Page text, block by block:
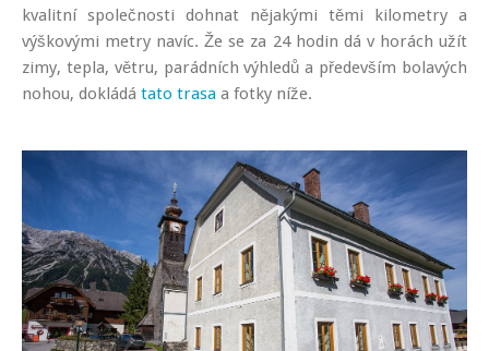
kvalitní společnosti dohnat nějakými těmi kilometry a
výškovými metry navíc. Že se za 24 hodin dá v horách užít
zimy, tepla, větru, parádních výhledů a především bolavých
nohou, dokládá tato trasa a fotky níže.